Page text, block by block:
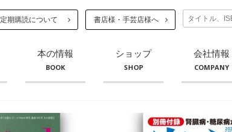
定期購読について 書店様・手芸店様へ
本の情報
BOOK
ショップ
SHOP
会社情報
COMPANY